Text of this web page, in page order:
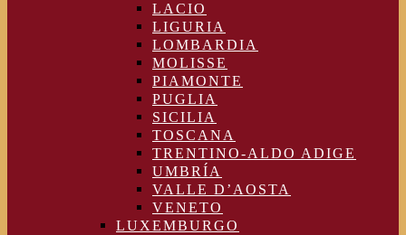
LACIO
LIGURIA
LOMBARDIA
MOLISSE
PIAMONTE
PUGLIA
SICILIA
TOSCANA
TRENTINO-ALDO ADIGE
UMBRÍA
VALLE D’AOSTA
VENETO
LUXEMBURGO